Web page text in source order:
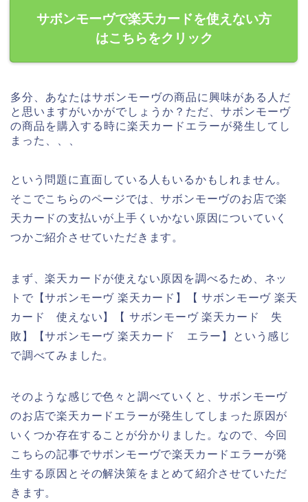
サボンモーヴで楽天カードを使えない方
はこちらをクリック
多分、あなたはサボンモーヴの商品に興味がある人だ
と思いますがいかがでしょうか？ただ、サボンモーヴ
の商品を購入する時に楽天カードエラーが発生してし
まった、、、
という問題に直面している人もいるかもしれません。
そこでこちらのページでは、サボンモーヴのお店で楽
天カードの支払いが上手くいかない原因についていく
つかご紹介させていただきます。
まず、楽天カードが使えない原因を調べるため、ネッ
トで【サボンモーヴ 楽天カード】【 サボンモーヴ 楽天
カード 使えない】【 サボンモーヴ 楽天カード 失
敗】【サボンモーヴ 楽天カード エラー】という感じ
で調べてみました。
そのような感じで色々と調べていくと、サボンモーヴ
のお店で楽天カードエラーが発生してしまった原因が
いくつか存在することが分かりました。なので、今回
こちらの記事でサボンモーヴで楽天カードエラーが発
生する原因とその解決策をまとめて紹介させていただ
きます。